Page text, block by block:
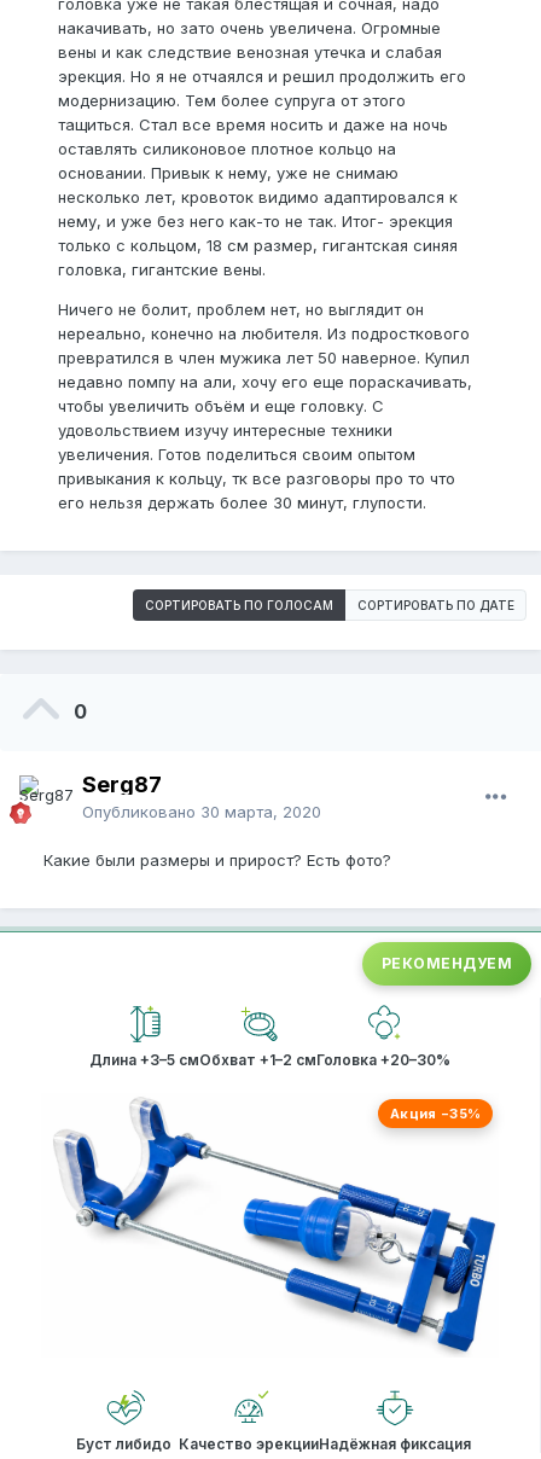
накачивать, но зато очень увеличена. Огромные
вены и как следствие венозная утечка и слабая
эрекция. Но я не отчаялся и решил продолжить его
модернизацию. Тем более супруга от этого
тащиться. Стал все время носить и даже на ночь
оставлять силиконовое плотное кольцо на
основании. Привык к нему, уже не снимаю
несколько лет, кровоток видимо адаптировался к
нему, и уже без него как-то не так. Итог- эрекция
только с кольцом, 18 см размер, гигантская синяя
головка, гигантские вены.
Ничего не болит, проблем нет, но выглядит он
нереально, конечно на любителя. Из подросткового
превратился в член мужика лет 50 наверное. Купил
недавно помпу на али, хочу его еще пораскачивать,
чтобы увеличить объём и еще головку. С
удовольствием изучу интересные техники
увеличения. Готов поделиться своим опытом
привыкания к кольцу, тк все разговоры про то что
его нельзя держать более 30 минут, глупости.
СОРТИРОВАТЬ ПО ГОЛОСАМ СОРТИРОВАТЬ ПО ДАТЕ
0
Serg87
Опубликовано 30 марта, 2020
Какие были размеры и прирост? Есть фото?
РЕКОМЕНДУЕМ
Длина +3–5 смОбхват +1–2 смГоловка +20–30%
Акция −35%
Буст либидо Качество эрекцииНадёжная фиксация